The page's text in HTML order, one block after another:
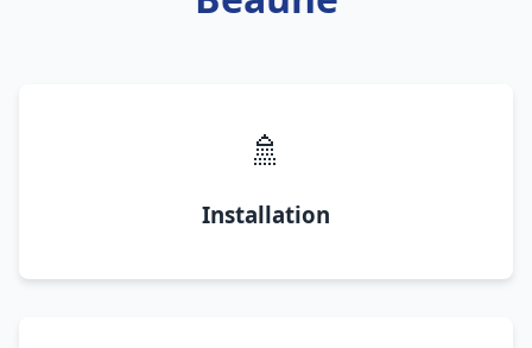
🚿
Installation